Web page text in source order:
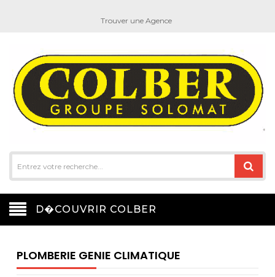
Trouver une Agence
D�COUVRIR COLBER
PLOMBERIE GENIE CLIMATIQUE